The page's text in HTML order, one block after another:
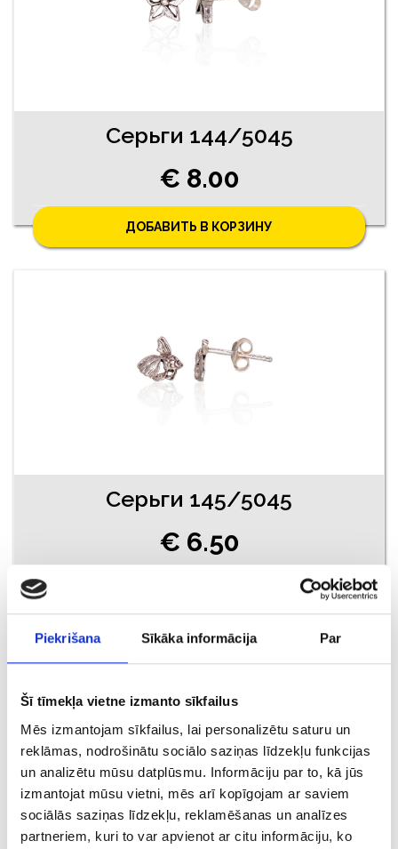
Piekrišana Sīkāka informācija Par
Šī tīmekļa vietne izmanto sīkfailus
Mēs izmantojam sīkfailus, lai personalizētu saturu un
reklāmas, nodrošinātu sociālo saziņas līdzekļu funkcijas
un analizētu mūsu datplūsmu. Informāciju par to, kā jūs
izmantojat mūsu vietni, mēs arī kopīgojam ar saviem
sociālās saziņas līdzekļu, reklamēšanas un analīzes
partneriem, kuri to var apvienot ar citu informāciju, ko
Серьги 144/5045
€ 8.00
ДОБАВИТЬ В КОРЗИНУ
Серьги 145/5045
€ 6.50
Серьги 148/5045